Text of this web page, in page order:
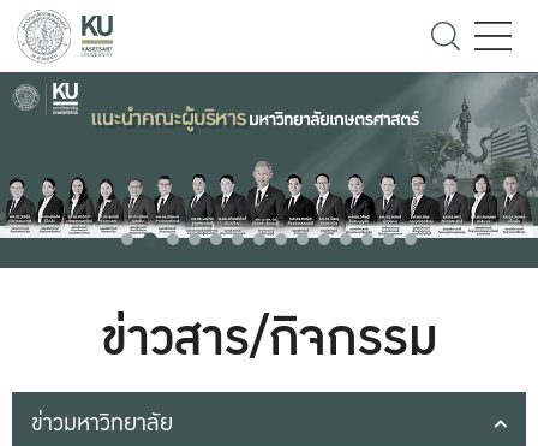
ข่าวสาร/กิจกรรม
ข่าวมหาวิทยาลัย